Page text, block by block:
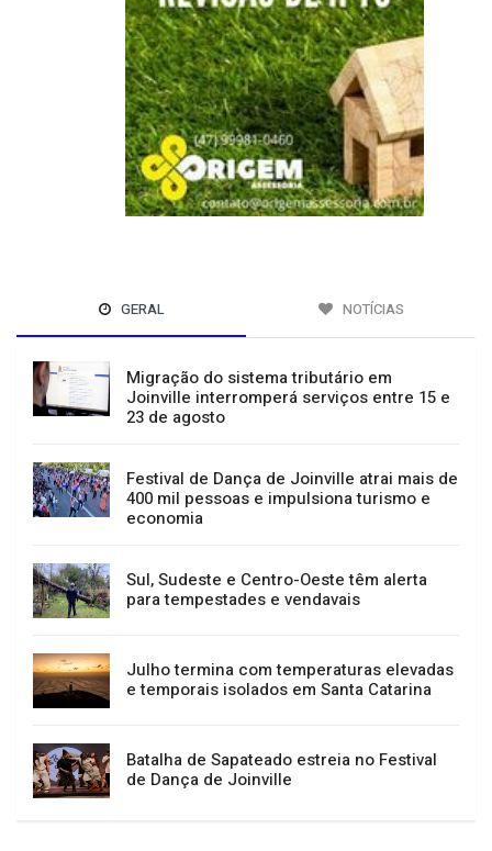
GERAL NOTÍCIAS
Migração do sistema tributário em
Joinville interromperá serviços entre 15 e
23 de agosto
Festival de Dança de Joinville atrai mais de
400 mil pessoas e impulsiona turismo e
economia
Sul, Sudeste e Centro-Oeste têm alerta
para tempestades e vendavais
Julho termina com temperaturas elevadas
e temporais isolados em Santa Catarina